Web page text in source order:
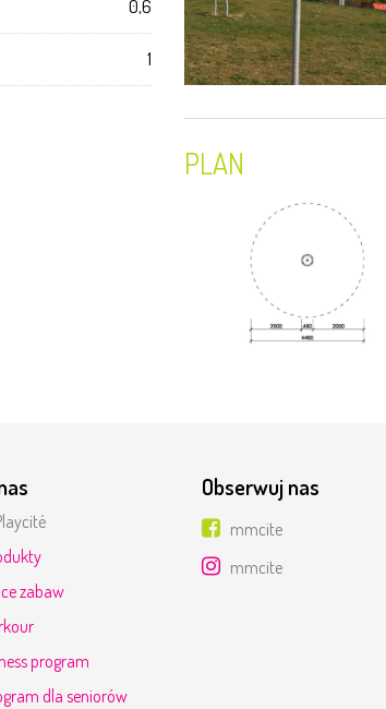
0,6
1
PLAN
zabaw
program
dla seniorów
Obserwuj nas
mmcite
mmcite